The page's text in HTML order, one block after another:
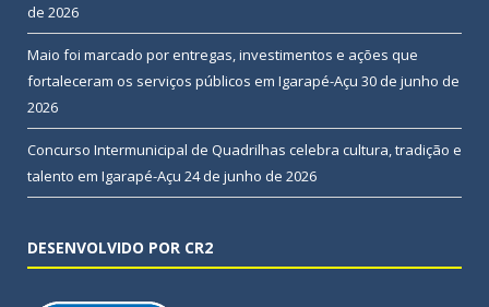
de 2026
Maio foi marcado por entregas, investimentos e ações que
fortaleceram os serviços públicos em Igarapé-Açu 30 de junho de
2026
Concurso Intermunicipal de Quadrilhas celebra cultura, tradição e
talento em Igarapé-Açu 24 de junho de 2026
DESENVOLVIDO POR CR2